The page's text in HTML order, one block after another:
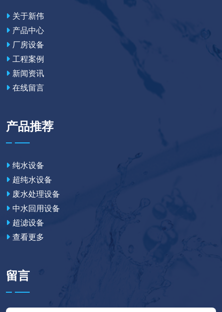
关于新伟
产品中心
厂房设备
工程案例
新闻资讯
在线留言
产品推荐
纯水设备
超纯水设备
废水处理设备
中水回用设备
超滤设备
查看更多
留言